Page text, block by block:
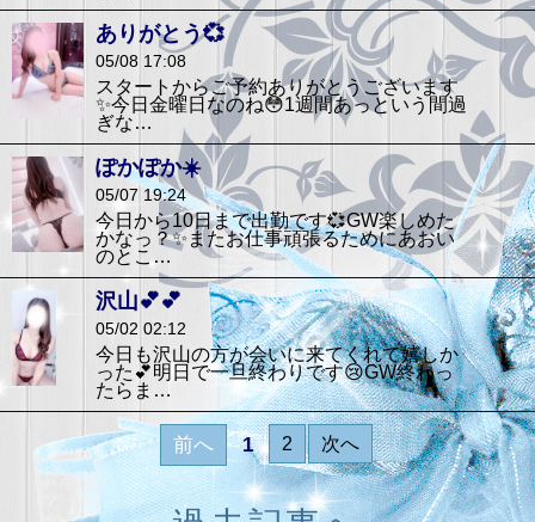
ありがとう💞
05/08 17:08
スタートからご予約ありがとうございます
✨今日金曜日なのね😳1週間あっという間過
ぎな…
ぽかぽか☀️
05/07 19:24
今日から10日まで出勤です💞GW楽しめた
かなっ？✨またお仕事頑張るためにあおい
のとこ…
沢山💕💕
05/02 02:12
今日も沢山の方が会いに来てくれて嬉しか
った💕明日で一旦終わりです😢GW終わっ
たらま…
前へ 1 2 次へ